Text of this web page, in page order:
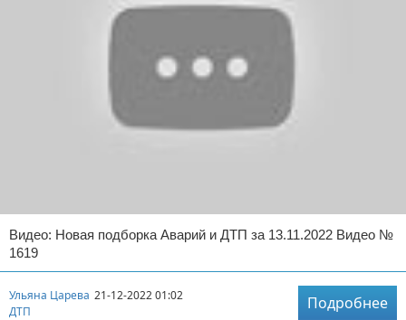
Видео: Новая подборка Аварий и ДТП за 13.11.2022 Видео №
1619
Ульяна Царева 21-12-2022 01:02
ДТП
Подробнее